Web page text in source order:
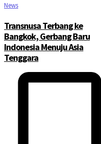
News
Transnusa Terbang ke
Bangkok, Gerbang Baru
Indonesia Menuju Asia
Tenggara